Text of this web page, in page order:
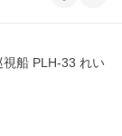
船 PLH-33 れい